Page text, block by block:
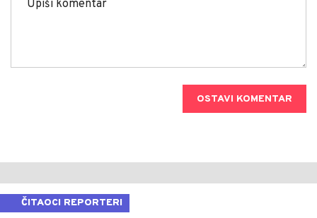
OSTAVI KOMENTAR
ČITAOCI REPORTERI